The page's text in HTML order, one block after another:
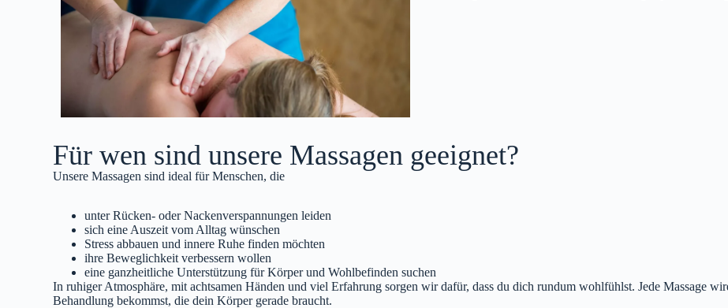
Für wen sind unsere Massagen geeignet?
Unsere Massagen sind ideal für Menschen, die
unter Rücken‑ oder Nackenverspannungen leiden
sich eine Auszeit vom Alltag wünschen
Stress abbauen und innere Ruhe finden möchten
ihre Beweglichkeit verbessern wollen
eine ganzheitliche Unterstützung für Körper und Wohlbefinden suchen
In ruhiger Atmosphäre, mit achtsamen Händen und viel Erfahrung sorgen wir dafür, dass du dich rundum wohlfühlst. Jede Massage
Behandlung bekommst, die dein Körper gerade braucht.